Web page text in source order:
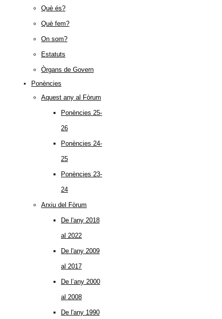
Què és?
Què fem?
On som?
Estatuts
Òrgans de Govern
Ponències
Aquest any al Fòrum
Ponències 25-
26
Ponències 24-
25
Ponències 23-
24
Arxiu del Fòrum
De l'any 2018
al 2022
De l'any 2009
al 2017
De l’any 2000
al 2008
De l'any 1990